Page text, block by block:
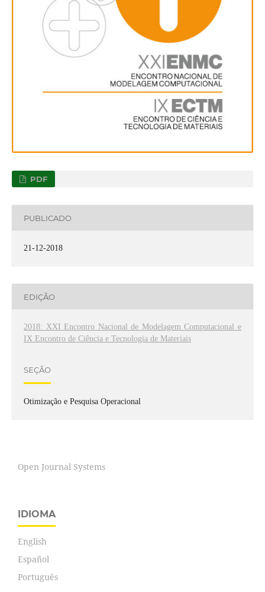
PDF
PUBLICADO
21-12-2018
EDIÇÃO
2018: XXI Encontro Nacional de Modelagem Computacional e
IX Encontro de Ciência e Tecnologia de Materiais
SEÇÃO
Otimização e Pesquisa Operacional
Open Journal Systems
IDIOMA
English
Español
Português